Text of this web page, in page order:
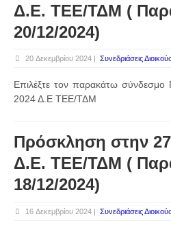
Δ.Ε. ΤΕΕ/ΤΔΜ (
20/12/2024)
20 Δεκεμβρίου 2024 | Συνεδριάσεις
Επιλέξτε τον παρακάτω σύνδεσμο
2024 Δ.Ε ΤΕΕ/ΤΔΜ
Πρόσκληση στην
Δ.Ε. ΤΕΕ/ΤΔΜ (
18/12/2024)
16 Δεκεμβρίου 2024 | Συνεδριάσεις